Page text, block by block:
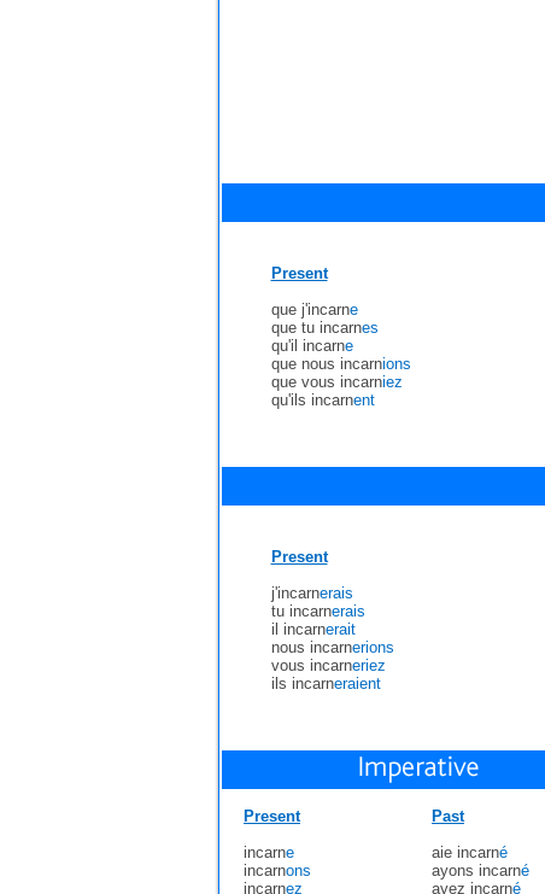
Present
que j'incarne
que tu incarnes
qu'il incarne
que nous incarnions
que vous incarniez
qu'ils incarnent
Present
j'incarnerais
tu incarnerais
il incarnerait
nous incarnerions
vous incarneriez
ils incarneraient
Present
incarne
incarnons
incarnez
Past
aie incarné
ayons incarné
ayez incarné